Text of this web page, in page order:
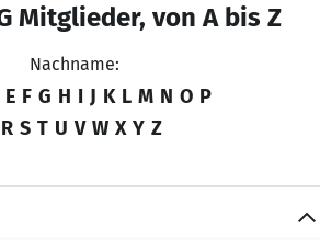
Mitglieder, von A bis Z
Nachname:
E F G H I J K L M N O P
R S T U V W X Y Z